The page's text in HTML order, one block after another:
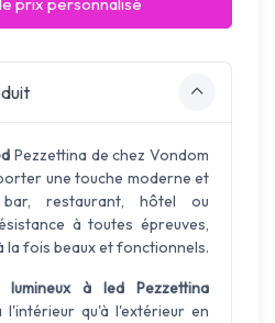
Pezzettina de chez Vondom
une touche moderne et
restaurant, hôtel ou
à toutes épreuves,
la fois beaux et fonctionnels.
à led Pezzettina
l'intérieur qu'à l'extérieur en